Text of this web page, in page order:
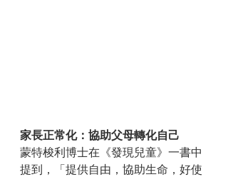
家長正常化：協助父母轉化自己
蒙特梭利博士在《發現兒童》一書中
提到，「提供自由，協助生命，好使